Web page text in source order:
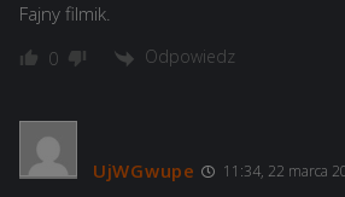
Fajny filmik.
0 Odpowiedz
UjWGwupe 11:34, 22 marca